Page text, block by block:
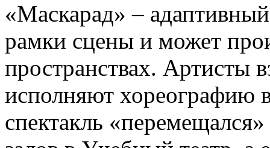
«Маскарад» –
рамки сцены и может
пространствах. Артисты
исполняют хореографию
спектакль